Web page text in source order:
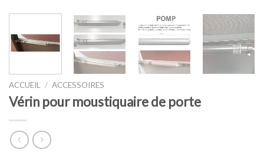
ACCUEIL / ACCESSOIRES
Vérin pour moustiquaire de porte